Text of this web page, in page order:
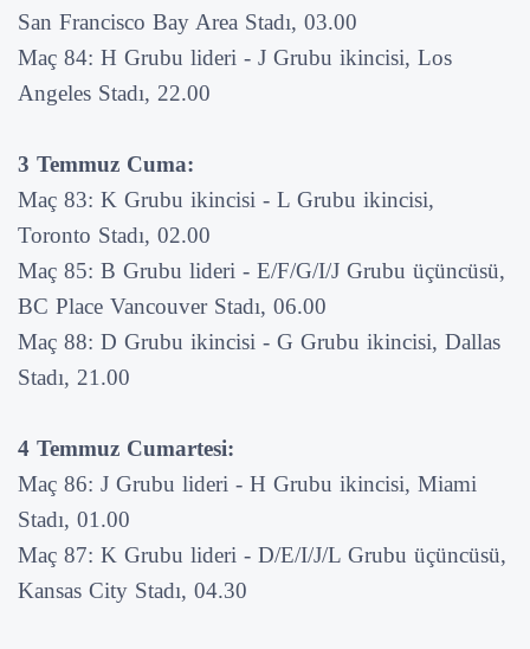
San Francisco Bay Area Stadı, 03.00
Maç 84: H Grubu lideri - J Grubu ikincisi, Los
Angeles Stadı, 22.00
3 Temmuz Cuma:
Maç 83: K Grubu ikincisi - L Grubu ikincisi,
Toronto Stadı, 02.00
Maç 85: B Grubu lideri - E/F/G/I/J Grubu üçüncüsü,
BC Place Vancouver Stadı, 06.00
Maç 88: D Grubu ikincisi - G Grubu ikincisi, Dallas
Stadı, 21.00
4 Temmuz Cumartesi:
Maç 86: J Grubu lideri - H Grubu ikincisi, Miami
Stadı, 01.00
Maç 87: K Grubu lideri - D/E/I/J/L Grubu üçüncüsü,
Kansas City Stadı, 04.30